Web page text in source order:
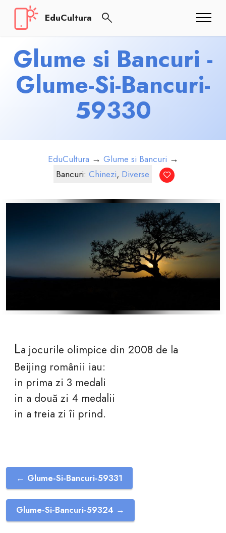
EduCultura
Glume si Bancuri -
Glume-Si-Bancuri-
59330
EduCultura → Glume si Bancuri →
Bancuri: Chinezi, Diverse
La jocurile olimpice din 2008 de la
Beijing românii iau:
in prima zi 3 medali
in a două zi 4 medalii
in a treia zi îi prind.
← Glume-Si-Bancuri-59331
Glume-Si-Bancuri-59324 →